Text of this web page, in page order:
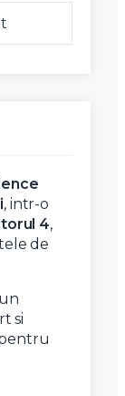
, intr-o
4,
de
si